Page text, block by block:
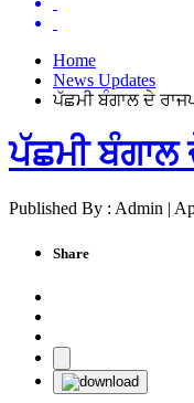
Home
News Updates
ਪੱਛਮੀ ਬੰਗਾਲ ਦੇ
ਪੱਛਮੀ ਬੰਗਾਲ
Published By : Admin |
Share